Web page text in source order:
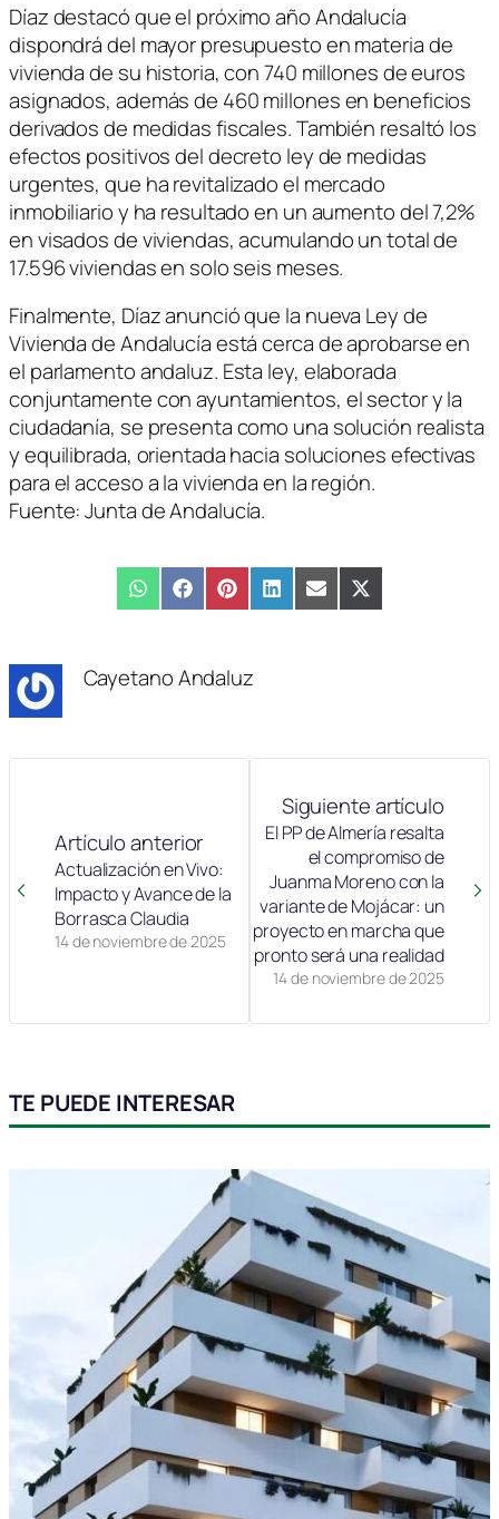
Díaz destacó que el próximo año Andalucía
dispondrá del mayor presupuesto en materia de
vivienda de su historia, con 740 millones de euros
asignados, además de 460 millones en beneficios
derivados de medidas fiscales. También resaltó los
efectos positivos del decreto ley de medidas
urgentes, que ha revitalizado el mercado
inmobiliario y ha resultado en un aumento del 7,2%
en visados de viviendas, acumulando un total de
17.596 viviendas en solo seis meses.
Finalmente, Díaz anunció que la nueva Ley de
Vivienda de Andalucía está cerca de aprobarse en
el parlamento andaluz. Esta ley, elaborada
conjuntamente con ayuntamientos, el sector y la
ciudadanía, se presenta como una solución realista
y equilibrada, orientada hacia soluciones efectivas
para el acceso a la vivienda en la región.
Fuente: Junta de Andalucía.
Compartir
en
WhatsAppCompartir
en
FacebookCompartir
en
PinterestCompartir
en
LinkedInCompartir
en
EmailCompartir
en
X
(Twitter)
Cayetano Andaluz
Artículo anterior
14 de noviembre de 2025
Actualización en Vivo:
Impacto y Avance de la
Borrasca Claudia
Siguiente artículo
14 de noviembre de 2025
El PP de Almería resalta
el compromiso de
Juanma Moreno con la
variante de Mojácar: un
proyecto en marcha que
pronto será una realidad
TE PUEDE INTERESAR